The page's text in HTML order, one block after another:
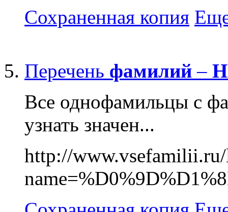
Сохраненная копия
Перечень фамилий –
Все однофамильцы с
узнать значен...
http://www.vsefamilii.ru/